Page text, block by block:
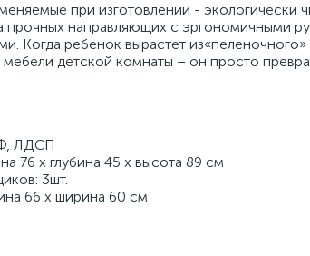
при изготовлении - экологически
прочных направляющих с эргономичными
Когда ребенок вырастет
мебели детской комнаты – он просто
ЛДСП
76 x глубина 45 x высота 89 см
3шт.
66 x ширина 60 см